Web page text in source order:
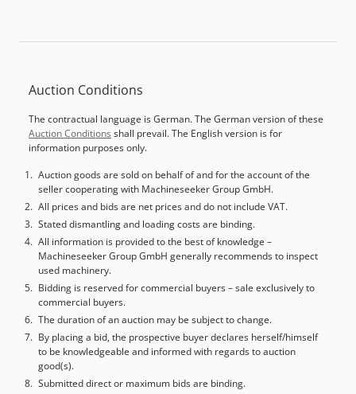
Auction Conditions
The contractual language is German. The German version of these
Auction Conditions shall prevail. The English version is for
information purposes only.
Auction goods are sold on behalf of and for the account of the
seller cooperating with Machineseeker Group GmbH.
All prices and bids are net prices and do not include VAT.
Stated dismantling and loading costs are binding.
All information is provided to the best of knowledge –
Machineseeker Group GmbH generally recommends to inspect
used machinery.
Bidding is reserved for commercial buyers – sale exclusively to
commercial buyers.
The duration of an auction may be subject to change.
By placing a bid, the prospective buyer declares herself/himself
to be knowledgeable and informed with regards to auction
good(s).
Submitted direct or maximum bids are binding.